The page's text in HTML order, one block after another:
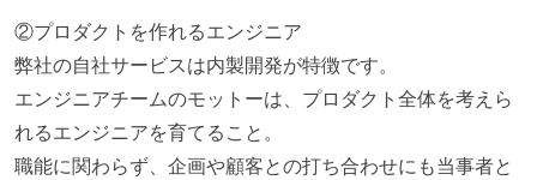
②プロダクトを作れるエンジニア
弊社の自社サービスは内製開発が特徴です。
エンジニアチームのモットーは、プロダクト全体を考えら
れるエンジニアを育てること。
職能に関わらず、企画や顧客との打ち合わせにも当事者と